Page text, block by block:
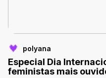
polyana
Especial Dia
feministas mais